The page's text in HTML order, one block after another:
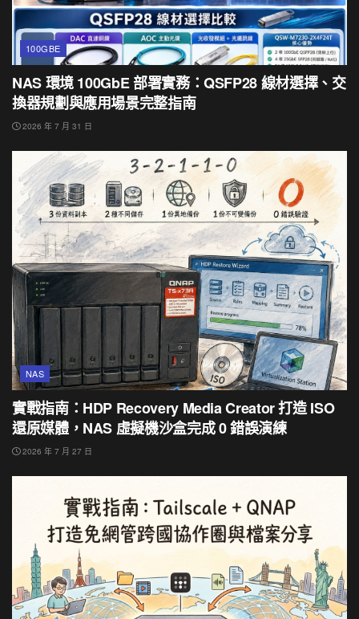
100GBE
NAS 環境 100GbE 部署實務：QSFP28 線材選擇、交
換器規劃與應用場景完整指南
2026 年 7 月 31 日
NAS
實戰指南：HDP Recovery Media Creator 打造 ISO
還原媒體，NAS 虛擬機沙盒完成 0 錯誤演練
2026 年 7 月 27 日